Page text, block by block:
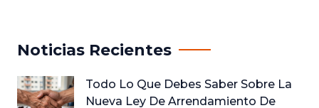
Noticias Recientes
Todo Lo Que Debes Saber Sobre La
Nueva Ley De Arrendamiento De